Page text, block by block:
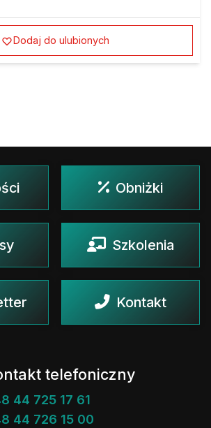
Dodaj do ulubionych
Obniżki
Szkolenia
Kontakt
telefoniczny
44 725 17 61
44 726 15 00